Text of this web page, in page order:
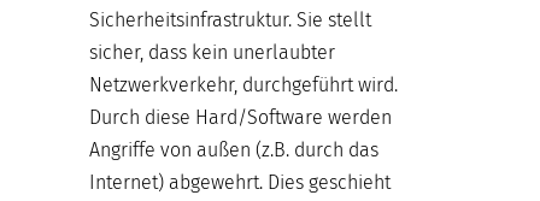
Sicherheitsinfrastruktur. Sie stellt
sicher, dass kein unerlaubter
Netzwerkverkehr, durchgeführt wird.
Durch diese Hard/Software werden
Angriffe von außen (z.B. durch das
Internet) abgewehrt. Dies geschieht